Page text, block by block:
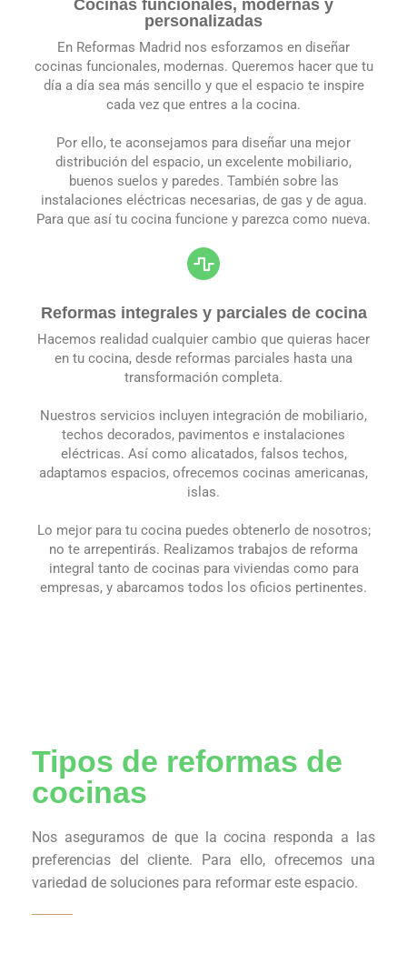
Cocinas funcionales, modernas y
personalizadas
En Reformas Madrid nos esforzamos en diseñar
cocinas funcionales, modernas. Queremos hacer que tu
día a día sea más sencillo y que el espacio te inspire
cada vez que entres a la cocina.
Por ello, te aconsejamos para diseñar una mejor
distribución del espacio, un excelente mobiliario,
buenos suelos y paredes. También sobre las
instalaciones eléctricas necesarias, de gas y de agua.
Para que así tu cocina funcione y parezca como nueva.
Reformas integrales y parciales de cocina
Hacemos realidad cualquier cambio que quieras hacer
en tu cocina, desde reformas parciales hasta una
transformación completa.
Nuestros servicios incluyen integración de mobiliario,
techos decorados, pavimentos e instalaciones
eléctricas. Así como alicatados, falsos techos,
adaptamos espacios, ofrecemos cocinas americanas,
islas.
Lo mejor para tu cocina puedes obtenerlo de nosotros;
no te arrepentirás. Realizamos trabajos de reforma
integral tanto de cocinas para viviendas como para
empresas, y abarcamos todos los oficios pertinentes.
Tipos de reformas de
cocinas
Nos aseguramos de que la cocina responda a las
preferencias del cliente. Para ello, ofrecemos una
variedad de soluciones para reformar este espacio.